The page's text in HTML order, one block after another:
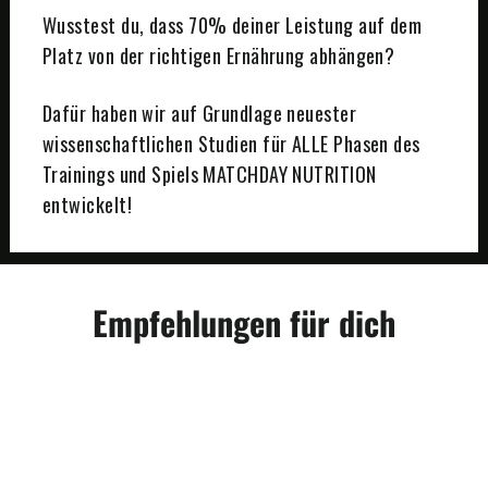
Wusstest du, dass 70% deiner Leistung auf dem
Platz von der richtigen Ernährung abhängen?
Dafür haben wir auf Grundlage neuester
wissenschaftlichen Studien für ALLE Phasen des
Trainings und Spiels MATCHDAY NUTRITION
entwickelt!
Empfehlungen für dich